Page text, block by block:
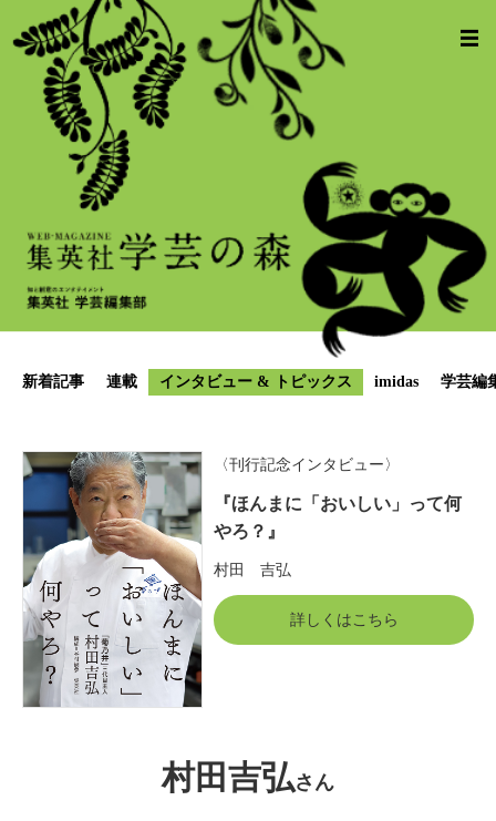
新着記事 連載 インタビュー & トピックス imidas 学芸編
〈刊行記念インタビュー〉
『ほんまに「おいしい」って何
やろ？』
村田 吉弘
詳しくはこちら
村田吉弘さん